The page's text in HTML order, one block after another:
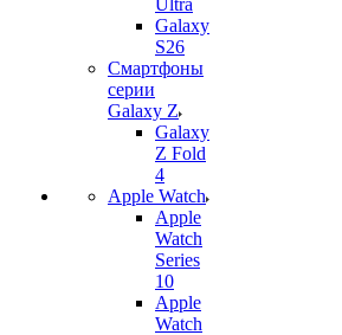
Ultra
Galaxy
S26
Смартфоны
серии
Galaxy Z
Galaxy
Z Fold
4
Apple Watch
Apple
Watch
Series
10
Apple
Watch